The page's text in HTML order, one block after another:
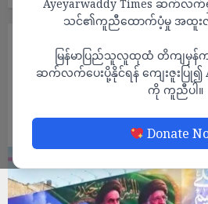
Ayeyarwaddy Times ဆက်လ
သင်၏ကူညီထောက်ပံ့မှု အထူး
မြန်မာပြည်သူလူထုထံ တိကျမှန်က
ဆက်လက်ပေးပို့နိုင်ရန် ကျေးဇူးပြု၍
ကို ကူညီပါ။
Donate
နိုင်ငံတကာ သတင်း
အီရန်ကြောင့် ဆုံးရှုံးမှုတွ
ပိုင်ဆိုင်မှုတွေကို သုံးစွဲမယ်လို့
ADMIN